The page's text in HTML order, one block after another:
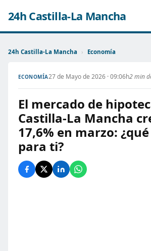
24h Castilla-La Mancha
24h Castilla-La Mancha › Economía
ECONOMÍA27 de Mayo de 2026 · 09:06h2 min
El mercado de
Castilla-La Mancha
17,6% en marzo:
para ti?